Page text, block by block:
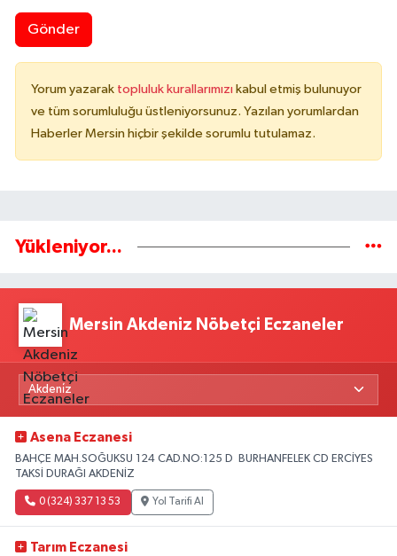
Gönder
Yorum yazarak topluluk kurallarımızı kabul etmiş bulunuyor
ve tüm sorumluluğu üstleniyorsunuz. Yazılan yorumlardan
Haberler Mersin hiçbir şekilde sorumlu tutulamaz.
Yükleniyor...
Mersin Akdeniz Nöbetçi Eczaneler
Asena Eczanesi
BAHÇE MAH.SOĞUKSU 124 CAD.NO:125 D BURHANFELEK CD ERCİYES
TAKSİ DURAĞI AKDENİZ
0 (324) 337 13 53 Yol Tarifi Al
Tarım Eczanesi